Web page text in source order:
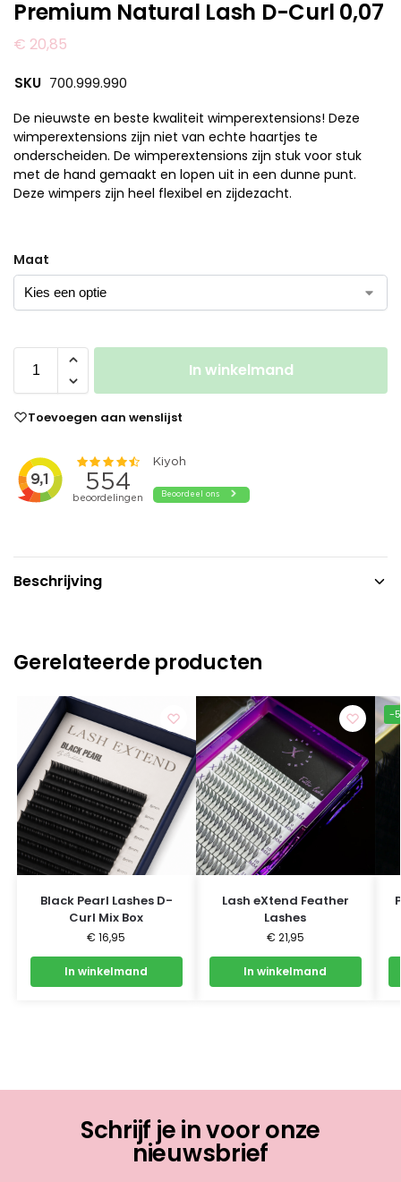
Premium Natural Lash D-Curl 0,07
€ 20,85
SKU 700.999.990
De nieuwste en beste kwaliteit wimperextensions! Deze
wimperextensions zijn niet van echte haartjes te
onderscheiden. De wimperextensions zijn stuk voor stuk
met de hand gemaakt en lopen uit in een dunne punt.
Deze wimpers zijn heel flexibel en zijdezacht.
Maat
In winkelmand
Toevoegen aan wenslijst
Beschrijving
Gerelateerde producten
Black Pearl Lashes D-
Curl Mix Box
€ 16,95
In winkelmand
Lash eXtend Feather
Lashes
€ 21,95
In winkelmand
-
Schrijf je in voor onze
nieuwsbrief